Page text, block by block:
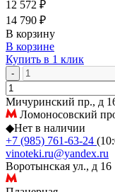
12 572 ₽
14 790 ₽
В корзину
В корзине
Купить в 1 клик
-
Мичуринский пр., д
Ломоносовский
◆Нет в наличии
+7 (985) 761-63-24
vinoteki.ru@yandex.ru
Воротынская ул., д 16